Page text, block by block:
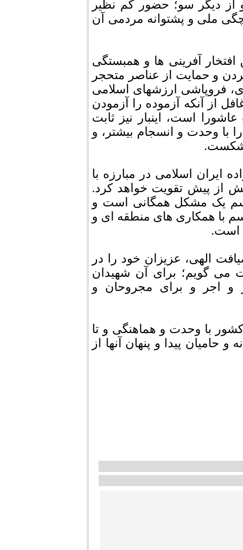
دیگر سو؛ حضور کم نظیر
ملی و پشتوانه مردمی آن
آفرینی ها و همبستگی
و حمایت از عناصر متحجر
فروپاشی ارزشهای اسلامی
از آنکه آزموده را آزمودن
است، اینبار نیز ثابت
با وحدت و انسجام بیشتر، و
شکست.
ایران اسلامی در مبارزه با
از پیش تقویت خواهد کرد.
یک مشکل همگانی است و
با همکاری های منطقه ای و
است.
الهی، عزیزان خود را در
می گویم؛ برای آن شهیدان
و اجر و برای مجروحان و
کشور با وحدت و هماهنگی و تا
پیدا و پنهان آنها از